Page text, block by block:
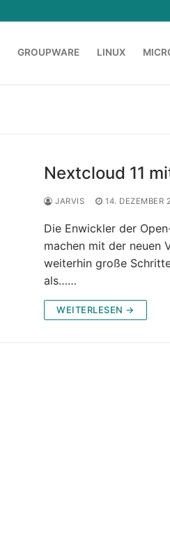
GROUPWARE LINUX
Nextcloud 11
JARVIS 14. DEZEMBER
Die Enwickler der
machen mit der neuen
weiterhin große
als……
WEITERLESEN →